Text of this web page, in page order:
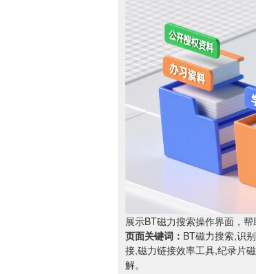
展示BT磁力搜索操作界面，
页面关键词： BT磁力搜索,识
接,磁力链接效率工具,纪录片
解。